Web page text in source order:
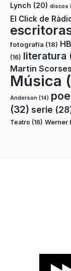
Lynch (20) discos
El Click de
fotografía (18)
(16) literatura
Martin
Música
Anderson (14)
(32) serie
Teatro (16) Werner